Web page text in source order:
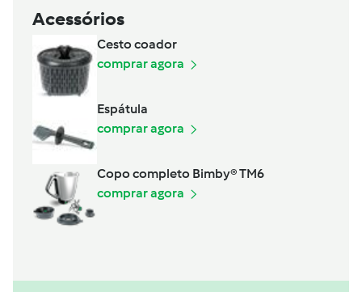
Acessórios
Cesto coador
comprar agora
Espátula
comprar agora
Copo completo Bimby® TM6
comprar agora